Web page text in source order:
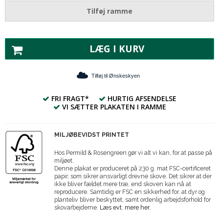
Tilføj ramme
LÆG I KURV
Tilføj til Ønskeskyen
FRI FRAGT*
HURTIG AFSENDELSE
VI SÆTTER PLAKATEN I RAMME
MILJØBEVIDST PRINTET
Hos Permild & Rosengreen gør vi alt vi kan, for at passe på
miljøet.
Denne plakat er produceret på 230 g. mat FSC-certificeret
papir, som sikrer ansvarligt drevne skove. Det sikrer at der
ikke bliver fældet mere træ, end skoven kan nå at
reproducere. Samtidig er FSC en sikkerhed for, at dyr og
planteliv bliver beskyttet, samt ordenlig arbejdsforhold for
skovarbejderne. Læs evt. mere her.